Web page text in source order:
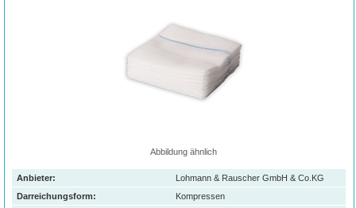
Abbildung ähnlich
Anbieter:
Lohmann & Rauscher GmbH & Co.KG
Darreichungsform:
Kompressen